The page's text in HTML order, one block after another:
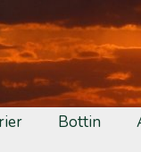
Bottin